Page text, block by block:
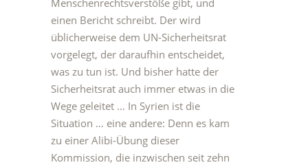
Menschenrechtsverstöße gibt, und
einen Bericht schreibt. Der wird
üblicherweise dem UN-Sicherheitsrat
vorgelegt, der daraufhin entscheidet,
was zu tun ist. Und bisher hatte der
Sicherheitsrat auch immer etwas in die
Wege geleitet … In Syrien ist die
Situation … eine andere: Denn es kam
zu einer Alibi-Übung dieser
Kommission, die inzwischen seit zehn